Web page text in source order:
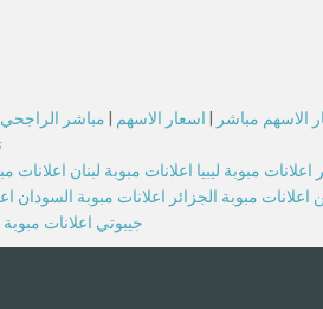
الاسهم مباشر اسعار الاسهم مباشر الراجحي
اعلانات مبوبة ليبيا اعلانات مبوبة لبنان اعلانات
اعلانات مبوبة الجزائر اعلانات مبوبة السودان
جيبوتي اعلانات